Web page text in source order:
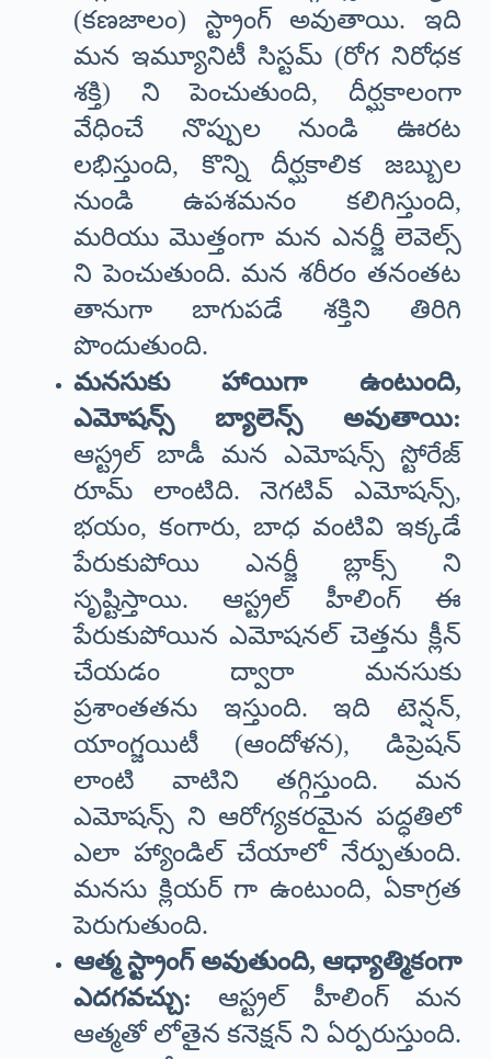
(కణజాలం) స్ట్రాంగ్ అవుతాయి. ఇది
మన ఇమ్యూనిటీ సిస్టమ్ (రోగ నిరోధక
శక్తి) ని పెంచుతుంది, దీర్ఘకాలంగా
వేధించే నొప్పుల నుండి ఊరట
లభిస్తుంది, కొన్ని దీర్ఘకాలిక జబ్బుల
నుండి ఉపశమనం కలిగిస్తుంది,
మరియు మొత్తంగా మన ఎనర్జీ లెవెల్స్
ని పెంచుతుంది. మన శరీరం తనంతట
తానుగా బాగుపడే శక్తిని తిరిగి
పొందుతుంది.
మనసుకు హాయిగా ఉంటుంది,
ఎమోషన్స్ బ్యాలెన్స్ అవుతాయి:
ఆస్ట్రల్ బాడీ మన ఎమోషన్స్ స్టోరేజ్
రూమ్ లాంటిది. నెగటివ్ ఎమోషన్స్,
భయం, కంగారు, బాధ వంటివి ఇక్కడే
పేరుకుపోయి ఎనర్జీ బ్లాక్స్ ని
సృష్టిస్తాయి. ఆస్ట్రల్ హీలింగ్ ఈ
పేరుకుపోయిన ఎమోషనల్ చెత్తను క్లీన్
చేయడం ద్వారా మనసుకు
ప్రశాంతతను ఇస్తుంది. ఇది టెన్షన్,
యాంగ్జయిటీ (ఆందోళన), డిప్రెషన్
లాంటి వాటిని తగ్గిస్తుంది. మన
ఎమోషన్స్ ని ఆరోగ్యకరమైన పద్ధతిలో
ఎలా హ్యాండిల్ చేయాలో నేర్పుతుంది.
మనసు క్లియర్ గా ఉంటుంది, ఏకాగ్రత
పెరుగుతుంది.
ఆత్మ స్ట్రాంగ్ అవుతుంది, ఆధ్యాత్మికంగా
ఎదగవచ్చు: ఆస్ట్రల్ హీలింగ్ మన
ఆత్మతో లోతైన కనెక్షన్ ని ఏర్పరుస్తుంది.